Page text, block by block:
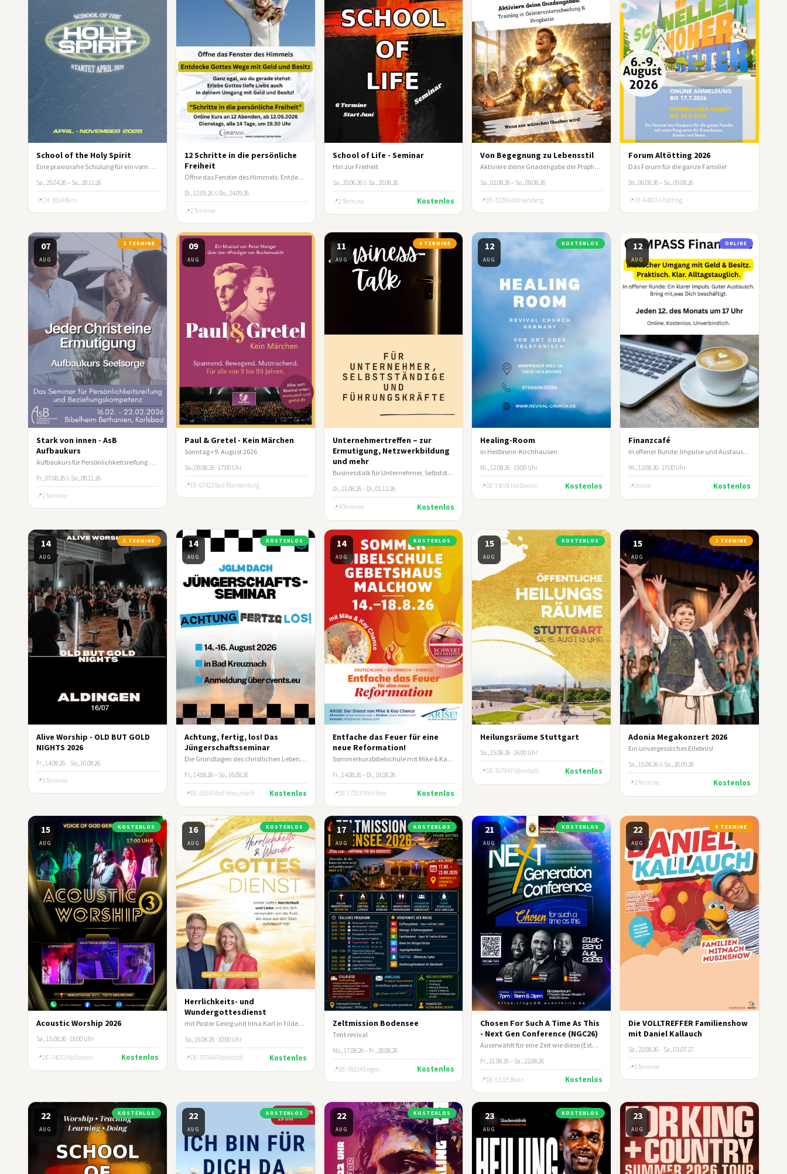
School of the Holy Spirit
Eine praxisnahe Schulung für ein vom Heiligen Geist geleitetes Leben
Sa., 25.04.26 – Sa., 28.11.26
CH-3014 Bern
12 Schritte in die persönliche
Freiheit
Öffne das Fenster des Himmels. Entdecke Gottes Wege mit Geld und Besitz!
Di., 12.05.26&Do., 24.09.26
2 Termine
School of Life - Seminar
Hin zur Freiheit
Sa., 20.06.26&Sa., 20.06.26
2 Termine Kostenlos
Von Begegnung zu Lebensstil
Aktiviere deine Gnadengabe der Prophetie und der Geisterunterscheidung
So., 02.08.26 – So., 09.08.26
DE-72299 Wörnersberg
Forum Altötting 2026
Das Forum für die ganze Familie!
Do., 06.08.26 – So., 09.08.26
DE-84503 Altötting
07
AUG
2 TERMINE
Stark von innen - AsB
Aufbaukurs
Aufbaukurs für Persönlichkeitsreifung und Beziehungskompetenz
Fr., 07.08.26& So., 08.11.26
2 Termine
09
AUG
Paul & Gretel - Kein Märchen
Sonntag • 9. August 2026
So., 09.08.26 · 17:00 Uhr
DE-07422 Bad Blankenburg
11
AUG
4 TERMINE
Unternehmertreffen – zur
Ermutigung, Netzwerkbildung
und mehr
Businesstalk für Unternehmer, Selbstständige und leitende Führungskräfte
Di., 11.08.26 –Di., 01.12.26
4 Termine Kostenlos
12
AUG
KOSTENLOS
Healing-Room
in Heilbronn-Kirchhausen
Mi., 12.08.26 · 19:00 Uhr
DE-74078 Heilbronn Kostenlos
12
AUG
ONLINE
Finanzcafé
In offener Runde: Impulse und Austausch zum biblischen Umgang mit Geld und Besitz
Mi., 12.08.26 · 17:00 Uhr
Online Kostenlos
14
AUG
3 TERMINE
Alive Worship - OLD BUT GOLD
NIGHTS 2026
Fr., 14.08.26 – So., 16.08.26
3 Termine
14
AUG
KOSTENLOS
Achtung, fertig, los! Das
Jüngerschaftsseminar
Die Grundlagen des christlichen Lebens und wie du andere darin anleitest.
Fr., 14.08.26 – So., 16.08.26
DE-55543 Bad Kreuznach Kostenlos
14
AUG
KOSTENLOS
Entfache das Feuer für eine
neue Reformation!
Sommerkurzbibelschule mit Mike & Kay Chance
Fr., 14.08.26 – Di., 18.08.26
DE-17213 Malchow Kostenlos
15
AUG
KOSTENLOS
Heilungsräume Stuttgart
Sa., 15.08.26 · 16:00 Uhr
DE-70794 Filderstadt Kostenlos
15
AUG
2 TERMINE
Adonia Megakonzert 2026
Ein unvergessliches Erlebnis!
Sa., 15.08.26& Sa., 26.09.26
2 Termine Kostenlos
15
AUG
KOSTENLOS
Acoustic Worship 2026
Sa., 15.08.26 · 18:00 Uhr
DE-74072 Heilbronn Kostenlos
16
AUG
KOSTENLOS
Herrlichkeits- und
Wundergottesdienst
mit Pastor Georg und Irina Karl in Filderstadt/Stuttgart
So., 16.08.26 · 10:00 Uhr
DE-70794 Filderstadt Kostenlos
17
AUG
KOSTENLOS
Zeltmission Bodensee
Tent revival
Mo., 17.08.26 – Fr., 28.08.26
DE-78234 Engen Kostenlos
21
AUG
KOSTENLOS
Chosen For Such A Time As This
- Next Gen Conference (NGC26)
Auserwählt für eine Zeit wie diese (Esth 4:14)
Fr., 21.08.26 – Sa., 22.08.26
DE-53225 Bonn Kostenlos
22
AUG
9 TERMINE
Die VOLLTREFFER Familienshow
mit Daniel Kallauch
Sa., 22.08.26 – Sa., 03.07.27
9 Termine
22
AUG
KOSTENLOS 22
AUG
KOSTENLOS 22
AUG
KOSTENLOS 23
AUG
KOSTENLOS 23
AUG